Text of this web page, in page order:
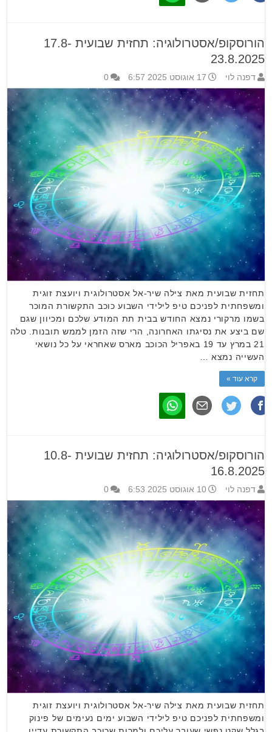
הורוסקופ/אסטרולוגיה: תחזית שבועית 17.8-
23.8.2025
דפנה לוי 17 אוגוסט 2025 6:57 0
תחזית שבועית מאת צילה שיר-אל אסטרולוגית ויועצת זוגית
ומשפחתית לפניכם טיפ לילידי השבוע כוכב התקשורת המוכר
בשמו מרקורי נמצא החודש בבית תת המודע שלכם ומכיוון שגם
שם ביצע את נסיגתו האחרונה, הרי שזה הזמן לממש תובנות. טלה
21 במרץ עד 19 באפריל הכוכב מארס שאחראי על כל נושאי
העשייה נמצא …
קרא עוד »
הורוסקופ/אסטרולוגיה: תחזית שבועית 10.8-
16.8.2025
דפנה לוי 10 אוגוסט 2025 6:53 0
תחזית שבועית מאת צילה שיר-אל אסטרולוגית ויועצת זוגית
ומשפחתית לפניכם טיפ לילידי השבוע ימים נעימים של פינוק